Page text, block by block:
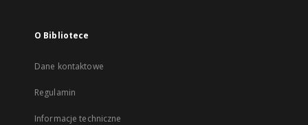
O Bibliotece
Dane kontaktowe
Regulamin
Informacje techniczne